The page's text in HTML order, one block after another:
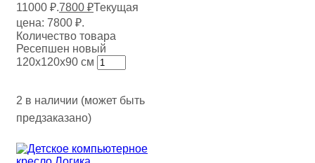
11000 ₽.7800 ₽Текущая
цена: 7800 ₽.
Количество товара
Ресепшен новый
120х120х90 см
2 в наличии (может быть
предзаказано)